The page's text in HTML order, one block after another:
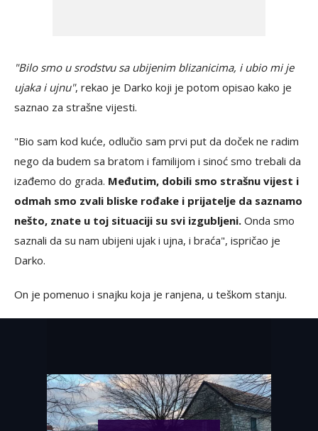
"Bilo smo u srodstvu sa ubijenim blizanicima, i ubio mi je
ujaka i ujnu", rekao je Darko koji je potom opisao kako je
saznao za strašne vijesti.
"Bio sam kod kuće, odlučio sam prvi put da doček ne radim
nego da budem sa bratom i familijom i sinoć smo trebali da
izađemo do grada. Međutim, dobili smo strašnu vijest i
odmah smo zvali bliske rođake i prijatelje da saznamo
nešto, znate u toj situaciji su svi izgubljeni. Onda smo
saznali da su nam ubijeni ujak i ujna, i braća", ispričao je
Darko.
On je pomenuo i snajku koja je ranjena, u teškom stanju.